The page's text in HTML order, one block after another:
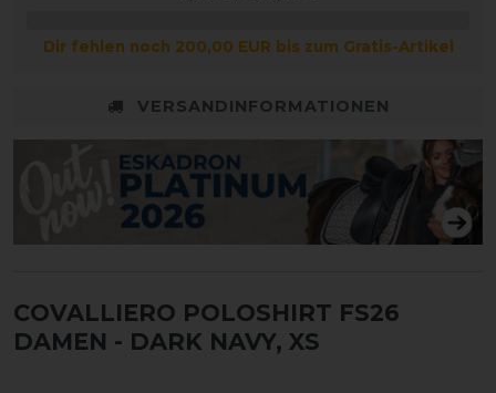
Dir fehlen noch 200,00 EUR bis zum Gratis-Artikel
VERSANDINFORMATIONEN
COVALLIERO POLOSHIRT FS26
DAMEN - DARK NAVY, XS